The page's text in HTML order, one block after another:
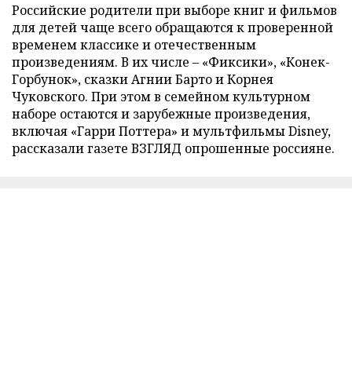
Российские родители при выборе книг и фильмов
для детей чаще всего обращаются к проверенной
временем классике и отечественным
произведениям. В их числе – «Фиксики», «Конек-
Горбунок», сказки Агнии Барто и Корнея
Чуковского. При этом в семейном культурном
наборе остаются и зарубежные произведения,
включая «Гарри Поттера» и мультфильмы Disney,
рассказали газете ВЗГЛЯД опрошенные россияне.